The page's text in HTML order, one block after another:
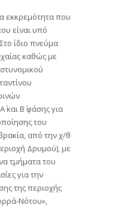
εκκρεμότητα που
είναι υπό
ίδιο πνεύμα
καθώς με
Β΄ φάσης για
του
από την χ/θ
Δρυμού), με
τμήματα του
για την
της περιοχής
Νότου»,